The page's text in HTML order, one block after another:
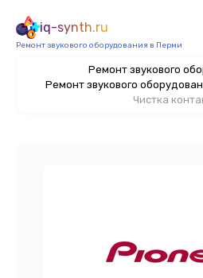
iq-synth.ru
Ремонт звукового оборудования в Перми
Ремонт звукового
Ремонт звукового
Чистка